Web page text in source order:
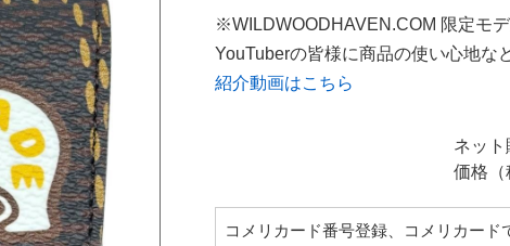
※WILDWOODHAVEN.COM 限定モ
YouTuberの皆様に商品の使い心地な
紹介動画はこちら
ネット
価格（
コメリカード番号登録、コメリカード